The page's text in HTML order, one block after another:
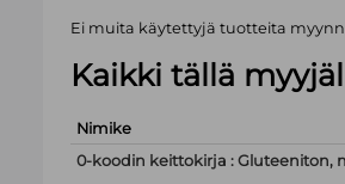
Ei muita käytettyjä tuotteita
Kaikki tällä
Nimike
0-koodin keittokirja : Gluteeniton,